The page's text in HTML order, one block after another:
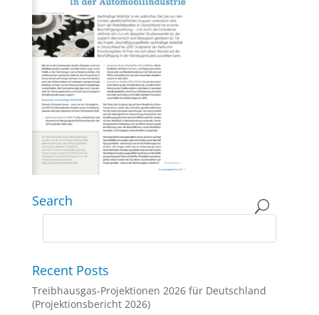
Search
Recent Posts
Treibhausgas-Projektionen 2026 für Deutschland
(Projektionsbericht 2026)